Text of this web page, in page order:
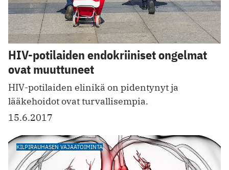
HIV-potilaiden endokriiniset ongelmat
ovat muuttuneet
HIV-potilaiden elinikä on pidentynyt ja
lääkehoidot ovat turvallisempia.
15.6.2017
KILPIRAUHASEN VAJAATOIMINTA